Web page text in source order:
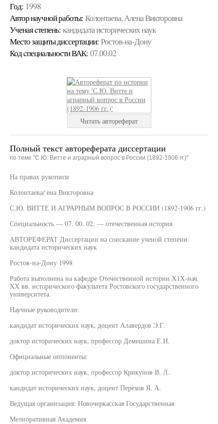
Год: 1998
Автор научной работы: Колонтаева, Алена Викторовна
Ученая cтепень: кандидата исторических наук
Место защиты диссертации: Ростов-на-Дону
Код cпециальности ВАК: 07.00.02
Читать автореферат
Полный текст автореферата диссертации
по теме "С.Ю. Витте и аграрный вопрос в России (1892-1906 гг.)"
На правах рукописи
Колонтаева/ ена Викторовна
С.Ю. ВИТТЕ И АГРАРНЫМ ВОПРОС В РОССИИ (1892-1906 гг.)
Специальность — 07. 00. 02. — отечественная история
АВТОРЕФЕРАТ Диссертации на соискание ученой степени
кандидата исторических наук
Ростов-на-Дону 1998
Работа выполнена на кафедре Отечественной истории Х1Х-нач.
XX вв. исторического факультета Ростовского государственного
университета.
Научные руководители:
кандидат исторических наук, доцент Алавердов Э.Г.
доктор исторических наук, профессор Демешина Е.И.
Официальные оппоненты:
доктор исторических наук, профессор Крикунов В. Л.
кандидат исторических наук, доцент Перехов Я. А.
Ведущая организация: Новочеркасская Государственная
Мелиоративная Академия